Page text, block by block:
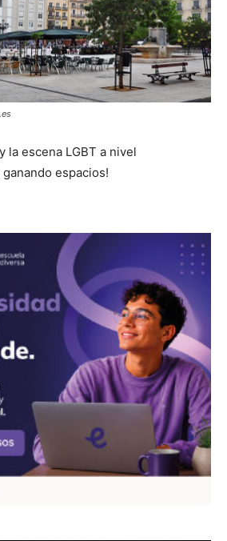
la escena LGBT a nivel
espacios!